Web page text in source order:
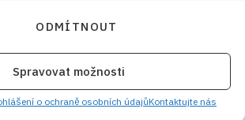
ODMÍTNOUT
Spravovat možnosti
o ochraně osobních údajůKontaktujte nás